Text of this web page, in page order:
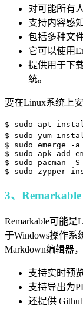
对可能所有
支持内容感
包括多种文
它可以使用
提供用于下
统。
要在Linux系统上
$ sudo apt install
$ sudo yum
$ sudo emerge -
$ sudo apk add
$ sudo pacman -
3、Remarkable
Remarkable可能
于Windows操作系
Markdown编辑器
支持实时预览
支持导出为
还提供